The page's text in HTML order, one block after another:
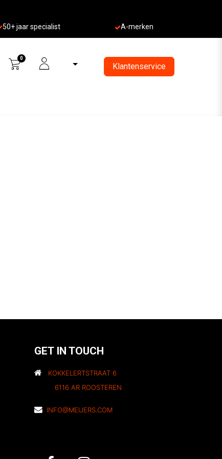
50+ jaar specialist A-merken
0
Klantenservice
GET IN TOUCH
KOKKELERTSTRAAT 6
6116 AR ROOSTEREN
INFO@MEIJERS.COM